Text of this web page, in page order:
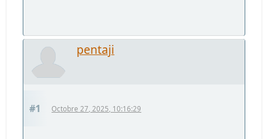
pentaji
#1 Octobre 27, 2025, 10:16:29